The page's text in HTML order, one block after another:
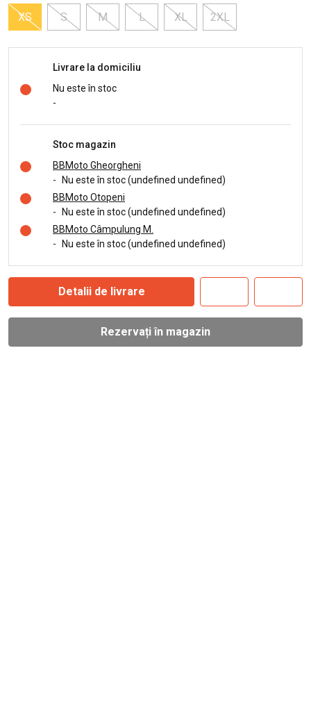
XS
S M L XL 2XL
Livrare la domiciliu
Nu este în stoc
-
Stoc magazin
BBMoto Gheorgheni
-
Nu este în stoc (undefined undefined)
BBMoto Otopeni
-
Nu este în stoc (undefined undefined)
BBMoto Câmpulung M.
-
Nu este în stoc (undefined undefined)
Detalii de livrare
Rezervați în magazin